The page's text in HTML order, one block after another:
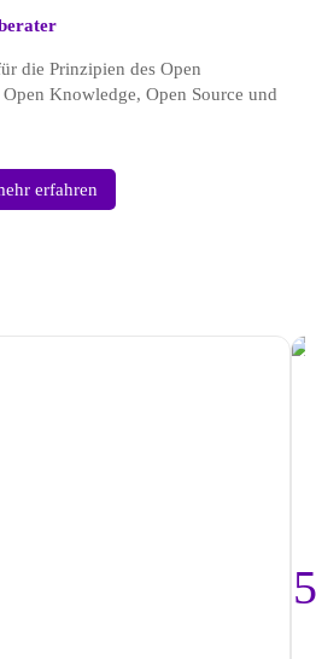
die Prinzipien des Open
Knowledge, Open Source und
erfahren